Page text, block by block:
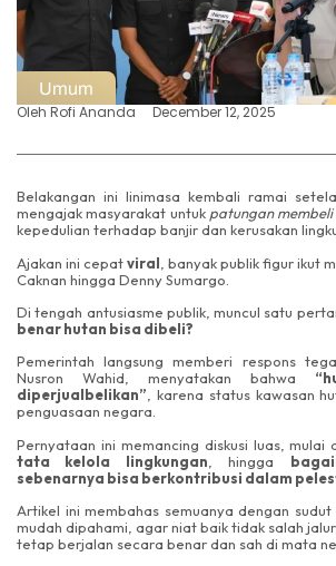
Umum
Oleh Rofi Ananda December 12, 2025
Belakangan ini linimasa kembali ramai
mengajak masyarakat untuk patungan
kepedulian terhadap banjir dan kerusakan
Ajakan ini cepatviral , banyak publik figur ikut
Caknan hingga Denny Sumargo.
Di tengah antusiasme publik, muncul satu
benar hutan bisa dibeli?
Pemerintah langsung memberi respons
Nusron Wahid, menyatakan bahwa
diperjualbelikan”, karena status kawasan
penguasaan negara.
Pernyataan ini memancing diskusi luas, mulai
tata kelola lingkungan , hingga
sebenarnya bisa berkontribusi dalam
Artikel ini membahas semuanya dengan
mudah dipahami, agar niat baik tidak salah
tetap berjalan secara benar dan sah di mata